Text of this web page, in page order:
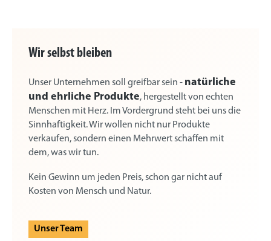
Wir selbst bleiben
Unser Unternehmen soll greifbar sein - natürliche
und ehrliche Produkte, hergestellt von echten
Menschen mit Herz. Im Vordergrund steht bei uns die
Sinnhaftigkeit. Wir wollen nicht nur Produkte
verkaufen, sondern einen Mehrwert schaffen mit
dem, was wir tun.
Kein Gewinn um jeden Preis, schon gar nicht auf
Kosten von Mensch und Natur.
Unser Team